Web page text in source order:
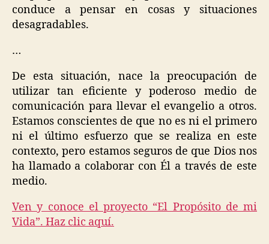
conduce a pensar en cosas y situaciones
desagradables.
…
De esta situación, nace la preocupación de
utilizar tan eficiente y poderoso medio de
comunicación para llevar el evangelio a otros.
Estamos conscientes de que no es ni el primero
ni el último esfuerzo que se realiza en este
contexto, pero estamos seguros de que Dios nos
ha llamado a colaborar con Él a través de este
medio.
Ven y conoce el proyecto “El Propósito de mi
Vida”. Haz clic aquí.